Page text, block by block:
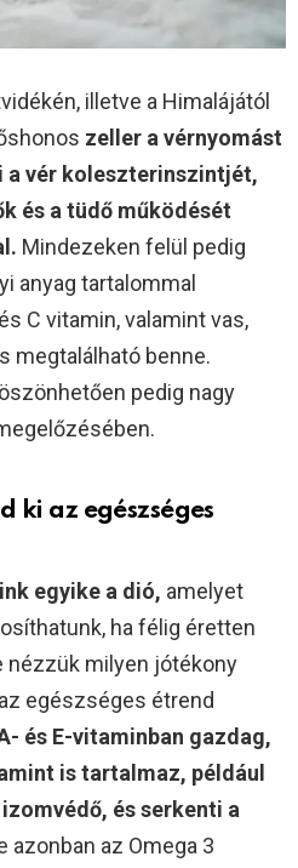
illetve a Himalájától
zeller a vérnyomást
a vér koleszterinszintjét,
és a tüdő működését
Mindezeken felül pedig
anyag tartalommal
C vitamin, valamint vas,
megtalálható benne.
pedig nagy
ki az egészséges
egyike a dió, amelyet
ha félig éretten
nézzük milyen jótékony
egészséges étrend
és E-vitaminban gazdag,
is tartalmaz, például
és serkenti a
azonban az Omega 3